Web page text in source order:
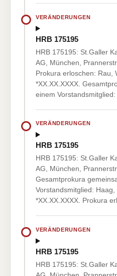
VERÄNDERUNGEN
HRB 175195
HRB 175195: St.Galler
AG, München,
Prokura erloschen: Rau,
*XX.XX.XXXX.
einem Vorstandsmitglied:
VERÄNDERUNGEN
HRB 175195
HRB 175195: St.Galler
AG, München,
Gesamtprokura
Vorstandsmitglied:
*XX.XX.XXXX. Prokura
VERÄNDERUNGEN
HRB 175195
HRB 175195: St.Galler